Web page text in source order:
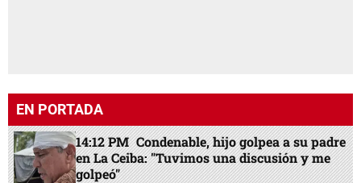
EN PORTADA
14:12 PM Condenable, hijo golpea a su padre
en La Ceiba: "Tuvimos una discusión y me
golpeó"